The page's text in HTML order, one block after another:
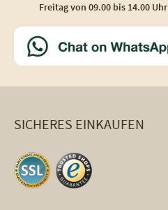
Freitag von 09.00 bis 14.00 Uhr
SICHERES EINKAUFEN